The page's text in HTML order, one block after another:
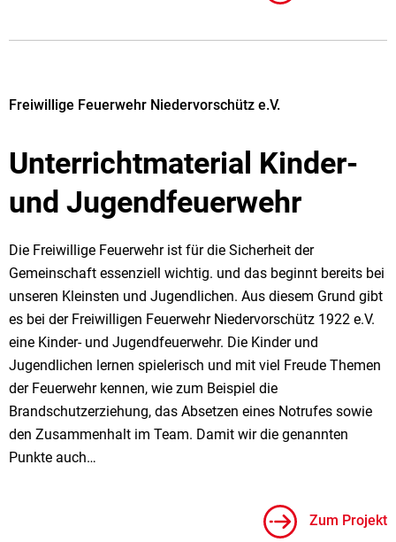
Unterrichtmaterial Kinder-
und Jugendfeuerwehr
Freiwillige Feuerwehr Niedervorschütz e.V.
Die Freiwillige Feuerwehr ist für die Sicherheit der
Gemeinschaft essenziell wichtig. und das beginnt bereits bei
unseren Kleinsten und Jugendlichen. Aus diesem Grund gibt
es bei der Freiwilligen Feuerwehr Niedervorschütz 1922 e.V.
eine Kinder- und Jugendfeuerwehr. Die Kinder und
Jugendlichen lernen spielerisch und mit viel Freude Themen
der Feuerwehr kennen, wie zum Beispiel die
Brandschutzerziehung, das Absetzen eines Notrufes sowie
den Zusammenhalt im Team. Damit wir die genannten
Punkte auch…
Zum Projekt